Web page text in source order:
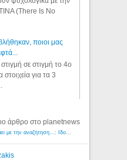
(There Is No
ποιοι μας
σε στιγμή το 4ο
για τα 3
άρθρο στο planetnews